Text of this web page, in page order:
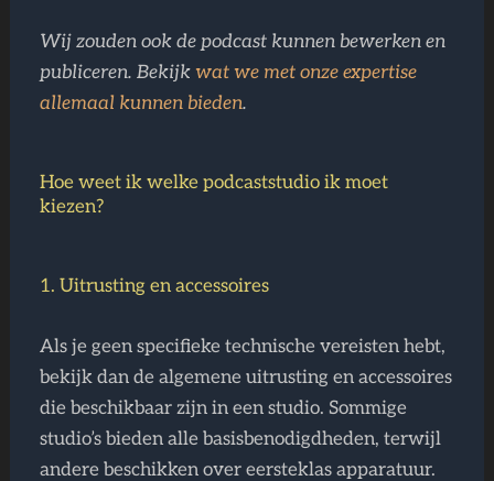
Wij zouden ook de podcast kunnen bewerken en
publiceren. Bekijk wat we met onze expertise
allemaal kunnen bieden.
Hoe weet ik welke podcaststudio ik moet
kiezen?
1. Uitrusting en accessoires
Als je geen specifieke technische vereisten hebt,
bekijk dan de algemene uitrusting en accessoires
die beschikbaar zijn in een studio. Sommige
studio’s bieden alle basisbenodigdheden, terwijl
andere beschikken over eersteklas apparatuur.